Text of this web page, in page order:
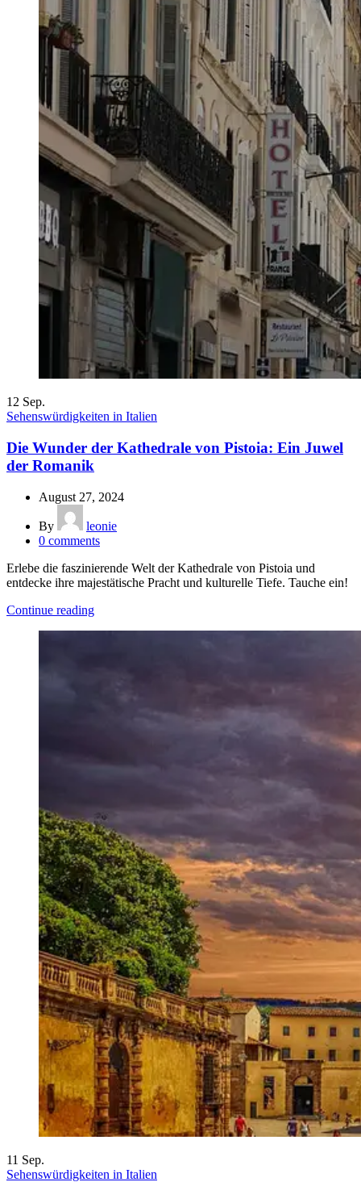
12 Sep.
Sehenswürdigkeiten in Italien
Die Wunder der Kathedrale von Pistoia: Ein Juwel
der Romanik
August 27, 2024
By
leonie
0 comments
Erlebe die faszinierende Welt der Kathedrale von Pistoia und
entdecke ihre majestätische Pracht und kulturelle Tiefe. Tauche ein!
Continue reading
11 Sep.
Sehenswürdigkeiten in Italien